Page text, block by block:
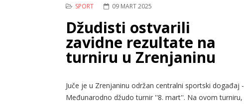
SPORT 09 MART 2025
Džudisti ostvarili
zavidne rezultate na
turniru u Zrenjaninu
Juče je u Zrenjaninu održan centralni sportski događaj -
Međunarodno džudo turnir ''8. mart''. Na ovom turniru,